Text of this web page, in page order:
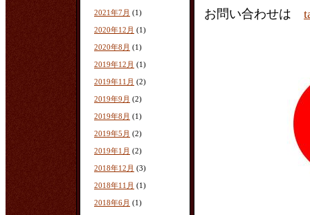
2021年7月 (1)
2020年12月 (1)
2020年8月 (1)
2019年12月 (1)
2019年11月 (2)
2019年9月 (2)
2019年8月 (1)
2019年5月 (2)
2019年1月 (2)
2018年12月 (3)
2018年11月 (1)
2018年6月 (1)
お問い合わせは